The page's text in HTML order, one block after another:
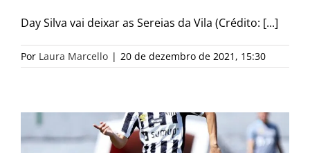
Day Silva vai deixar as Sereias da Vila (Crédito: [...]
Por Laura Marcello | 20 de dezembro de 2021, 15:30